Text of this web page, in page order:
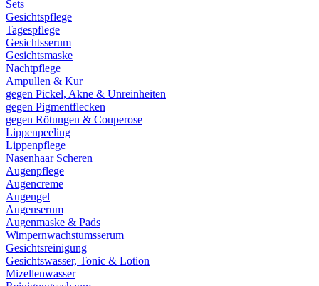
Sets
Gesichtspflege
Tagespflege
Gesichtsserum
Gesichtsmaske
Nachtpflege
Ampullen & Kur
gegen Pickel, Akne & Unreinheiten
gegen Pigmentflecken
gegen Rötungen & Couperose
Lippenpeeling
Lippenpflege
Nasenhaar Scheren
Augenpflege
Augencreme
Augengel
Augenserum
Augenmaske & Pads
Wimpernwachstumsserum
Gesichtsreinigung
Gesichtswasser, Tonic & Lotion
Mizellenwasser